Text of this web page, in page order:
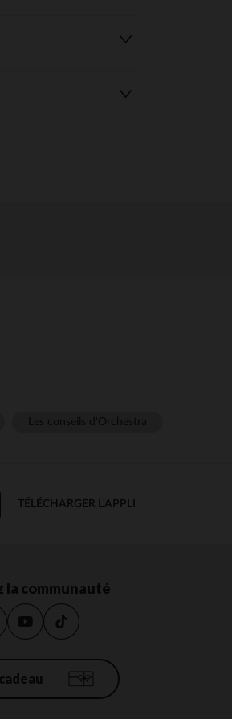
TÉLÉCHARGER L'APPLI
la communauté